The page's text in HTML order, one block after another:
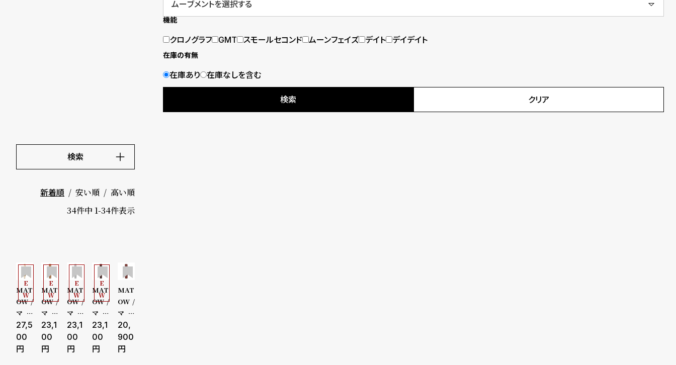
機能
クロノグラフ GMT スモールセコンド ムーンフェイズ デイト デイデイト
在庫の有無
在庫あり 在庫なしを含む
検索
999円
10000-2
9999円
30000-
新着順 安い順
高い順
34件中 1-34件表示
E
W
MAT
OW /
マト
ウ Ts
uki
月華 /
27,5
00
E
W
MAT
OW /
マト
ウ Ts
uki
月華 /
23,1
00
E
W
MAT
OW /
マト
ウ Ts
uki
月華 /
23,1
00
E
W
MAT
OW /
マト
ウ Ts
uki
月華 /
23,1
00
MAT
OW /
マト
ウ ア
ウラ /
ラウ
20,
900